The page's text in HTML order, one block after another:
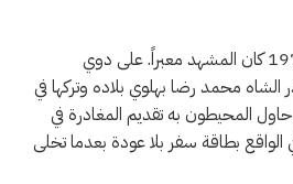
في 16 يناير (كانون الثاني) 1979 كان المشهد معبراً. على دوي
الشاه محمد رضا بهلوي بلاده وتركها في
المحيطون به تقديم المغادرة في
الواقع بطاقة سفر بلا عودة بعدما تخلى